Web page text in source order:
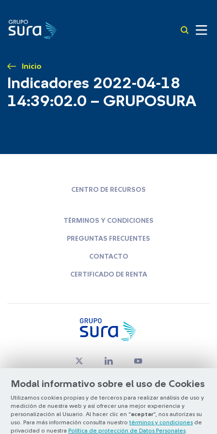
Inicio
Indicadores 2022-04-18
14:39:02.0 – GRUPOSURA
Modal informativo sobre el uso de Cookies
Utilizamos cookies propias y de terceros para realizar análisis de uso y
medición de nuestra web y así ofrecer una mejor experiencia y
personalización al Usuario. Al hacer clic en “aceptar”, nos autorizas su
uso. Para más información consulta nuestro términos y condiciones de
privacidad o nuestra Política de protección de Datos Personales
CENTRO DE RECURSOS
TÉRMINOS Y CONDICIONES
PREGUNTAS FRECUENTES
CONTACTO
CERTIFICADO DE RENTA
© Copyright Grupo SURA 2026